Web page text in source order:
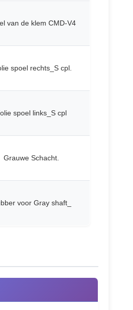
van de klem CMD-V4
spoel rechts_S cpl.
spoel links_S cpl
Grauwe Schacht.
voor Gray shaft_